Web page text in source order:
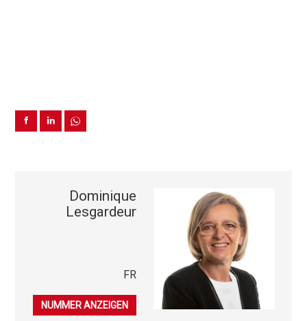
Dominique
Lesgardeur
FR
079 396 49 00
NUMMER ANZEIGEN